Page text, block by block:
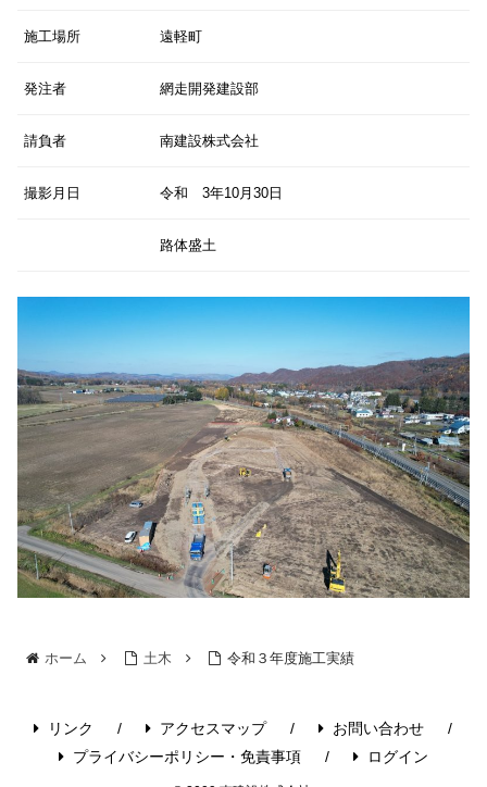
施工場所 遠軽町
発注者 網走開発建設部
請負者 南建設株式会社
撮影月日 令和 3年10月30日
路体盛土
ホーム 土木 令和３年度施工実績
リンク アクセスマップ
お問い合わせ
プライバシーポリシー・免責事項
ログイン